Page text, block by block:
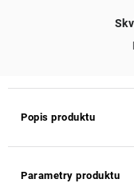
Popis produktu
Parametry produktu